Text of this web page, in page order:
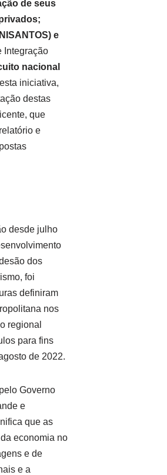
de seus
e
Integração
nacional
iniciativa,
destas
que
e
desde julho
dos
foi
definiram
nos
regional
para fins
de 2022.
Governo
e
que as
economia no
e de
e a